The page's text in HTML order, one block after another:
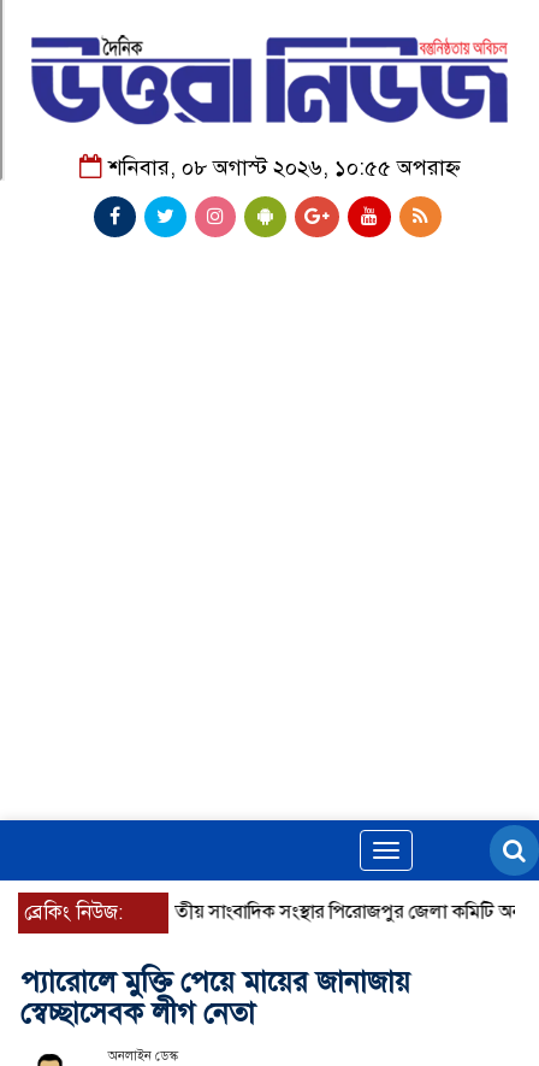
শনিবার, ০৮ অগাস্ট ২০২৬, ১০:৫৫ অপরাহ্ন
Toggle
navigation
ব্রেকিং নিউজ:জাতীয় সাংবাদিক সংস্থার পিরোজপুর জেলা কমিটি অনুমোদন
প্যারোলে মুক্তি পেয়ে মায়ের জানাজায়
স্বেচ্ছাসেবক লীগ নেতা
অনলাইন ডেস্ক